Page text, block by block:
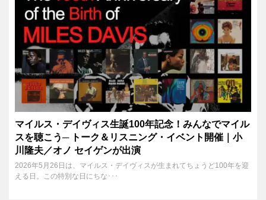
マイルス・デイヴィス生誕100年記念！みんなでマイル
スを聴こう─ トーク＆リスニング・イベント開催｜小
川隆夫／オノ セイゲンが出演
2026年5月26日は、マイルス・デイヴィスが生まれてちょうど100年を迎
える日。この特別な日にちな･･･